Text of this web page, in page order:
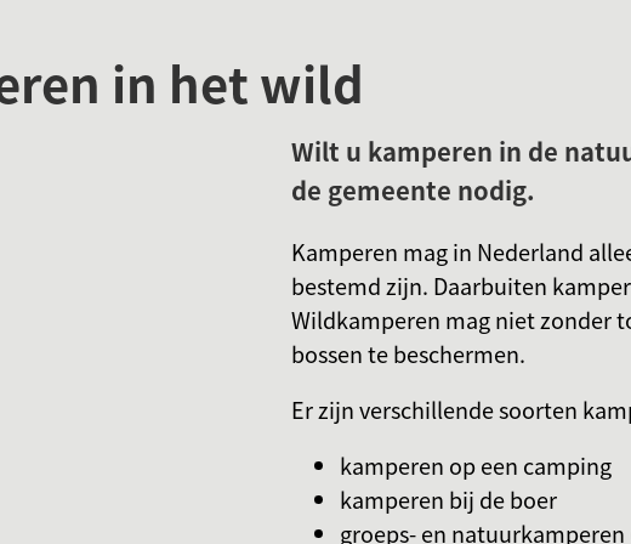
in het wild
Wilt u kamperen in de
de gemeente nodig.
Kamperen mag in Nederland
bestemd zijn. Daarbuiten
Wildkamperen mag niet zonder
bossen te beschermen.
Er zijn verschillende soorten
kamperen op een camping
kamperen bij de boer
groeps- en